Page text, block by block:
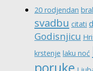
20 rodjendan
svadbu citati
Godisnjicu
krstenje laku noć